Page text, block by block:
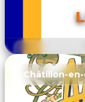
Châtillon-